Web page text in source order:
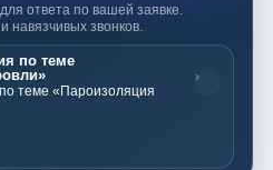
ответа по вашей заявке.
навязчивых звонков.
по теме
теме «Пароизоляция
›